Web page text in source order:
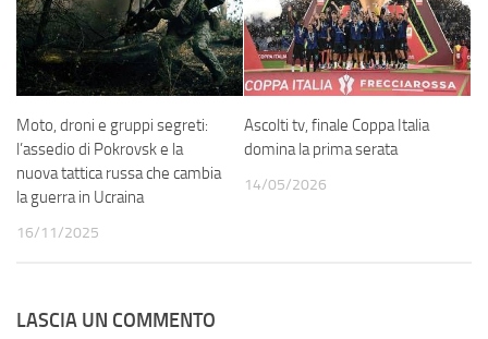
Moto, droni e gruppi segreti:
l’assedio di Pokrovsk e la
nuova tattica russa che cambia
la guerra in Ucraina
16/11/2025
Ascolti tv, finale Coppa Italia
domina la prima serata
14/05/2026
LASCIA UN COMMENTO